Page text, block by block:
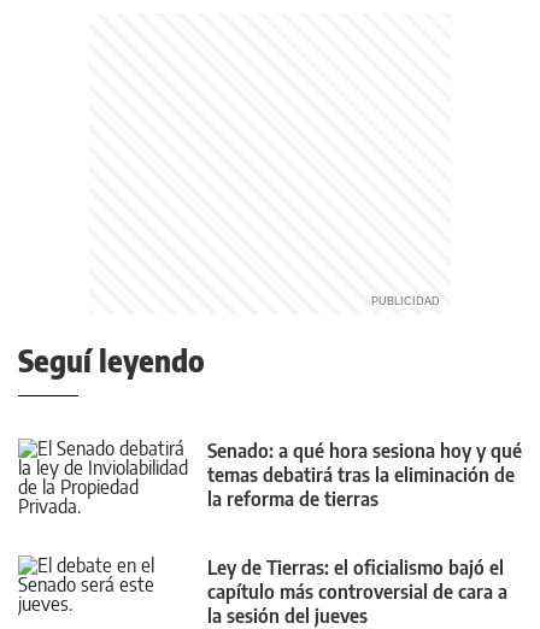
Seguí leyendo
Senado: a qué hora sesiona hoy y qué
temas debatirá tras la eliminación de
la reforma de tierras
Ley de Tierras: el oficialismo bajó el
capítulo más controversial de cara a
la sesión del jueves